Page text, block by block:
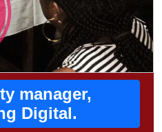
manager,
Digital.